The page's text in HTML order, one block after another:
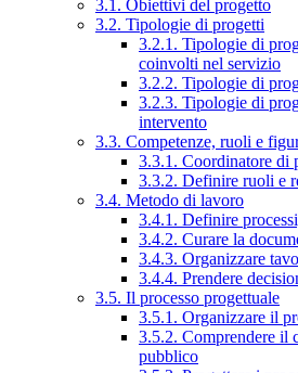
3.1. Obiettivi del progetto
3.2. Tipologie di progetti
3.2.1. Tipologie di
coinvolti nel servizio
3.2.2. Tipologie di
3.2.3. Tipologie di
intervento
3.3. Competenze, ruoli e
3.3.1. Coordinatore di
3.3.2. Definire ruoli e
3.4. Metodo di lavoro
3.4.1. Definire
3.4.2. Curare la
3.4.3. Organizzare
3.4.4. Prendere
3.5. Il processo progettuale
3.5.1. Organizzare il
3.5.2. Comprendere il
pubblico